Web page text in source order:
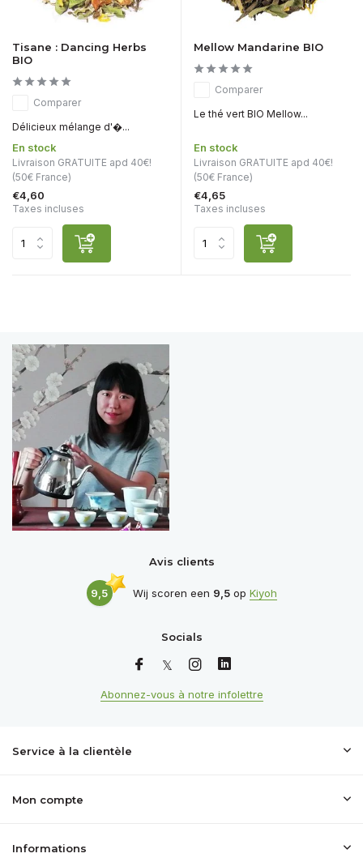
Tisane : Dancing Herbs
BIO
Comparer
Délicieux mélange d'�...
En stock
Livraison GRATUITE apd 40€!
(50€ France)
€4,60
Taxes incluses
Mellow Mandarine BIO
Comparer
Le thé vert BIO Mellow...
En stock
Livraison GRATUITE apd 40€!
(50€ France)
€4,65
Taxes incluses
Avis clients
9,5 Wij scoren een 9,5op Kiyoh
Socials
Abonnez-vous à notre infolettre
Service à la clientèle
Mon compte
Informations